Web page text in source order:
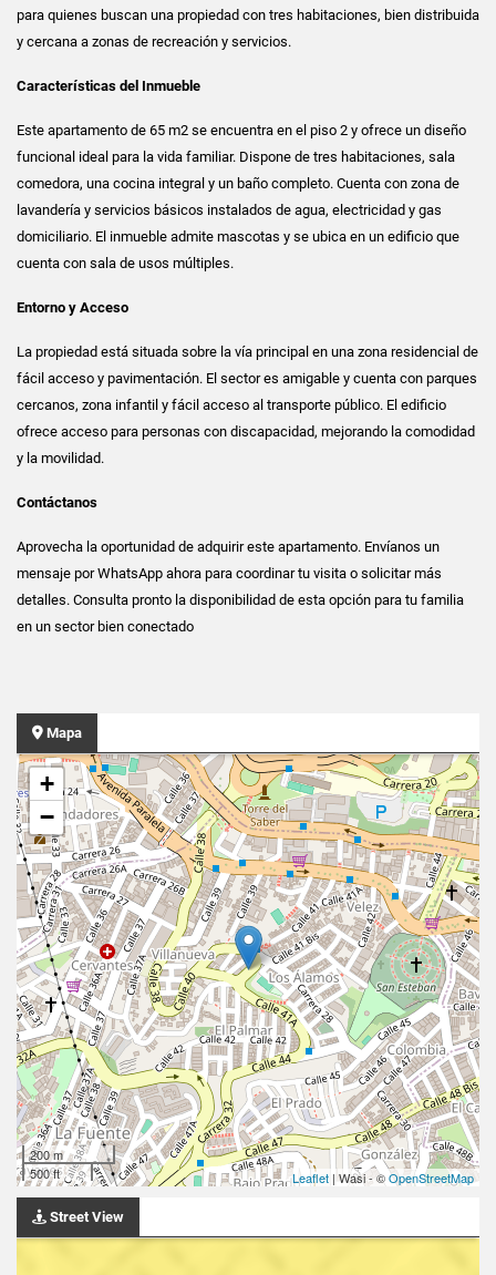
para quienes buscan una propiedad con tres habitaciones, bien distribuida
y cercana a zonas de recreación y servicios.
Características del Inmueble
Este apartamento de 65 m2 se encuentra en el piso 2 y ofrece un diseño
funcional ideal para la vida familiar. Dispone de tres habitaciones, sala
comedora, una cocina integral y un baño completo. Cuenta con zona de
lavandería y servicios básicos instalados de agua, electricidad y gas
domiciliario. El inmueble admite mascotas y se ubica en un edificio que
cuenta con sala de usos múltiples.
Entorno y Acceso
La propiedad está situada sobre la vía principal en una zona residencial de
fácil acceso y pavimentación. El sector es amigable y cuenta con parques
cercanos, zona infantil y fácil acceso al transporte público. El edificio
ofrece acceso para personas con discapacidad, mejorando la comodidad
y la movilidad.
Contáctanos
Aprovecha la oportunidad de adquirir este apartamento. Envíanos un
mensaje por WhatsApp ahora para coordinar tu visita o solicitar más
detalles. Consulta pronto la disponibilidad de esta opción para tu familia
en un sector bien conectado
Mapa
+
−
200 m
500 ft
Leaflet | Wasi - ©OpenStreetMap
Street View